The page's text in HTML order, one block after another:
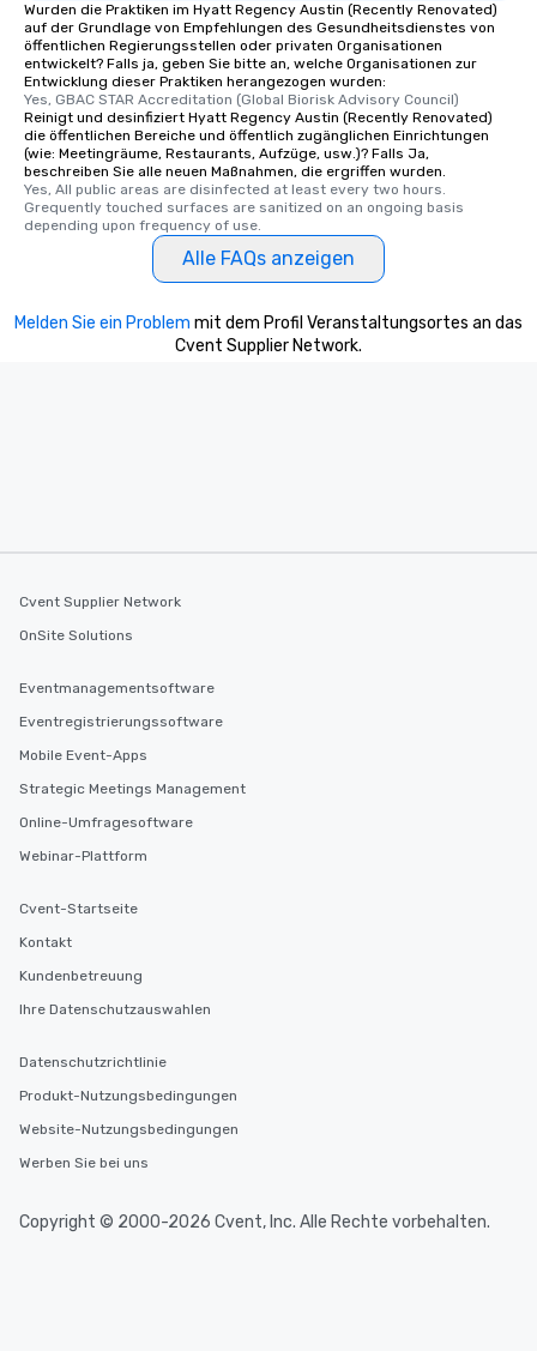
Wurden die Praktiken im Hyatt Regency Austin (Recently Renovated)
auf der Grundlage von Empfehlungen des Gesundheitsdienstes von
öffentlichen Regierungsstellen oder privaten Organisationen
entwickelt? Falls ja, geben Sie bitte an, welche Organisationen zur
Entwicklung dieser Praktiken herangezogen wurden:
Yes, GBAC STAR Accreditation (Global Biorisk Advisory Council)
Reinigt und desinfiziert Hyatt Regency Austin (Recently Renovated)
die öffentlichen Bereiche und öffentlich zugänglichen Einrichtungen
(wie: Meetingräume, Restaurants, Aufzüge, usw.)? Falls Ja,
beschreiben Sie alle neuen Maßnahmen, die ergriffen wurden.
Yes, All public areas are disinfected at least every two hours.
Grequently touched surfaces are sanitized on an ongoing basis
depending upon frequency of use.
Alle FAQs anzeigen
Melden Sie ein Problem mit dem Profil Veranstaltungsortes an das
Cvent Supplier Network.
Cvent Supplier Network
OnSite Solutions
Eventmanagementsoftware
Eventregistrierungssoftware
Mobile Event-Apps
Strategic Meetings Management
Online-Umfragesoftware
Webinar-Plattform
Cvent-Startseite
Kontakt
Kundenbetreuung
Ihre Datenschutzauswahlen
Datenschutzrichtlinie
Produkt-Nutzungsbedingungen
Website-Nutzungsbedingungen
Werben Sie bei uns
Copyright © 2000-2026 Cvent, Inc. Alle Rechte vorbehalten.